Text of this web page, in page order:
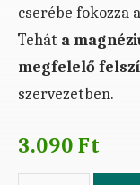
cserébe fokozza
Tehát a
megfelelő
szervezetben.
3.090Ft